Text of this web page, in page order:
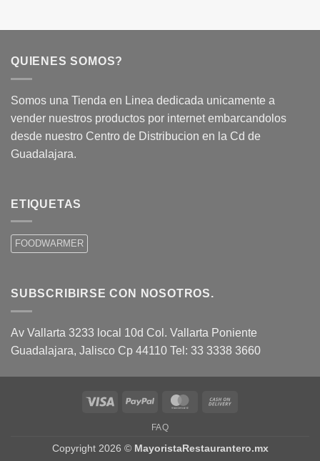
QUIENES SOMOS?
Somos una Tienda en Linea dedicada unicamente a
vender nuestros productos por internet embarcandolos
desde nuestro Centro de Distribucion en la Cd de
Guadalajara.
ETIQUETAS
FOODWARMER
SUBSCRIBIRSE CON NOSOTROS.
Av Vallarta 3233 local 10d Col. Vallarta Poniente
Guadalajara, Jalisco Cp 44110 Tel: 33 3338 3660
Visa PayPal MasterCard
FAQ
Copyright 2026 © MayoristaRestaurantero.mx